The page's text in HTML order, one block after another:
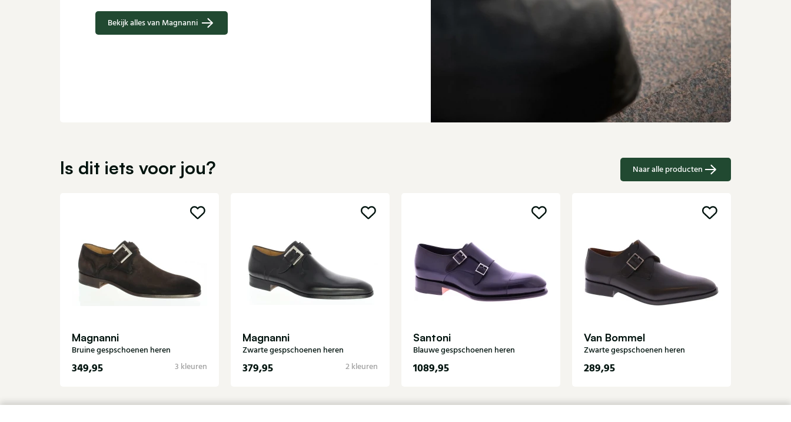
Bekijk alles van Magnanni
Is dit iets voor jou? Naar alle producten
Magnanni
Bruine gespschoenen heren
349,95 3 kleuren
Magnanni
Zwarte gespschoenen heren
379,95 2 kleuren
Santoni
Blauwe gespschoenen heren
1089,95
Van Bommel
Zwarte gespschoenen heren
289,95